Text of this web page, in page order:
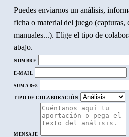
Puedes enviarnos un análisis,
ficha o material del juego (capturas,
manuales...). Elige el tipo de
abajo.
NOMBRE
E-MAIL
SUMA 8+8
TIPO DE COLABORACIÓN
MENSAJE